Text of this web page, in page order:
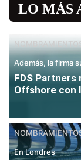
LO MÁS
Además, la firma
FDS Partners
Offshore con
En Londres